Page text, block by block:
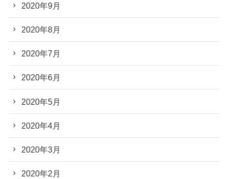
2020年9月
2020年8月
2020年7月
2020年6月
2020年5月
2020年4月
2020年3月
2020年2月